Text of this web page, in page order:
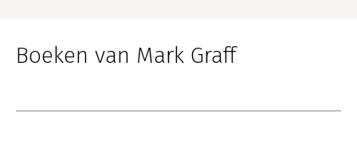
Boeken van Mark Graff